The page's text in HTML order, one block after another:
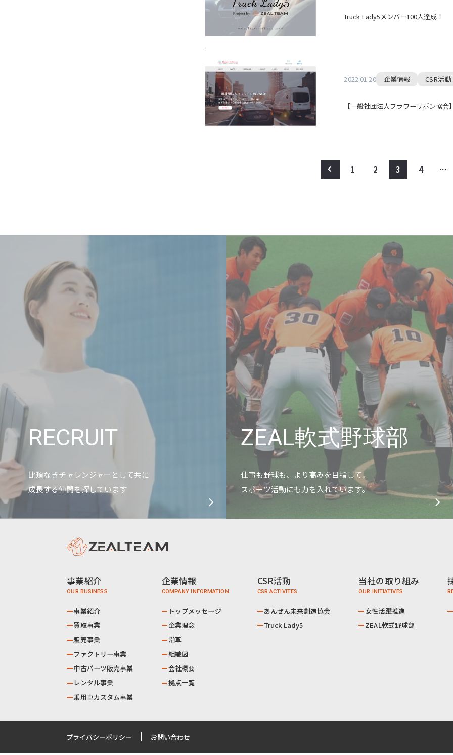
Truck Lady5メンバー100人達成！
2022.01.20 企業情報 CSR活動
【一般社団法人フラワーリボン協
< 1 2 3 4 …
RECRUIT
比類なきチャレンジャーとして共に
成長する仲間を探しています
ZEAL軟式野球部
仕事も野球も、より高みを目指して。
スポーツ活動にも力を入れています。
事業紹介
事業紹介
買取事業
販売事業
ファクトリー事業
中古パーツ販売事業
レンタル事業
乗用車カスタム事業
企業情報
トップメッセージ
企業理念
沿革
組織図
会社概要
拠点一覧
CSR活動
あんぜん未来創造協会
Truck Lady5
当社の取り組み
女性活躍推進
ZEAL軟式野球部
プライバシーポリシー お問い合わせ